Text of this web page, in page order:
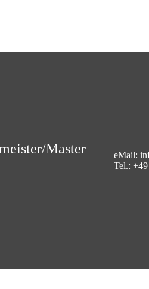
Master
eMail:
Tel.: